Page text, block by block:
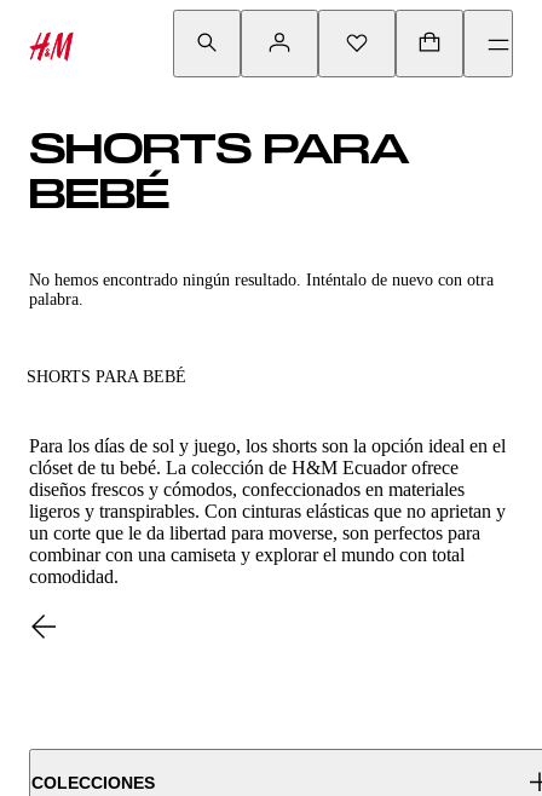
SHORTS PARA
BEBÉ
No hemos encontrado ningún resultado. Inténtalo de nuevo con otra
palabra.
SHORTS PARA BEBÉ
Para los días de sol y juego, los shorts son la opción ideal en el
clóset de tu bebé. La colección de H&M Ecuador ofrece
diseños frescos y cómodos, confeccionados en materiales
ligeros y transpirables. Con cinturas elásticas que no aprietan y
un corte que le da libertad para moverse, son perfectos para
combinar con una camiseta y explorar el mundo con total
comodidad.
COLECCIONES